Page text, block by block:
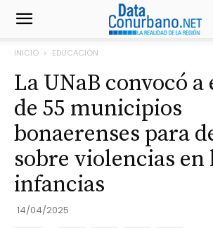
INICIO EDUCACIÓN
La UNaB convocó a
de 55 municipios
bonaerenses para
sobre violencias en
infancias
14/04/2025